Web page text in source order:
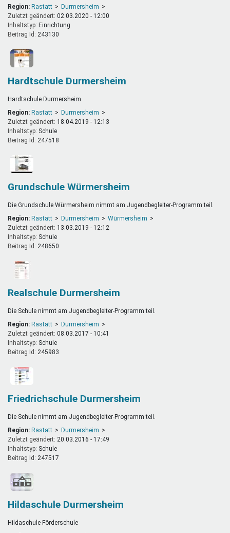
Region: Rastatt
Durmersheim
Zuletzt geändert: 02.03.2020 - 12:00
Inhaltstyp:
einrichtung
Beitrag Id: 243130
Hardtschule Durmersheim
Hardtschule Durmersheim
Region: Rastatt
Durmersheim
Zuletzt geändert: 18.04.2019 - 12:13
Inhaltstyp:
schule
Beitrag Id: 247518
Grundschule Würmersheim
Die Grundschule Würmersheim nimmt am Jugendbegleiter-Programm teil.
Region: Rastatt Durmersheim
Würmersheim
Zuletzt geändert: 13.03.2019 - 12:12
Inhaltstyp:
schule
Beitrag Id: 248650
Realschule Durmersheim
Die Schule nimmt am Jugendbegleiter-Programm teil.
Region: Rastatt
Durmersheim
Zuletzt geändert: 08.03.2017 - 10:41
Inhaltstyp:
schule
Beitrag Id: 245983
Friedrichschule Durmersheim
Die Schule nimmt am Jugendbegleiter-Programm teil.
Region: Rastatt
Durmersheim
Zuletzt geändert: 20.03.2016 - 17:49
Inhaltstyp:
schule
Beitrag Id: 247517
Hildaschule Durmersheim
Hildaschule Förderschule